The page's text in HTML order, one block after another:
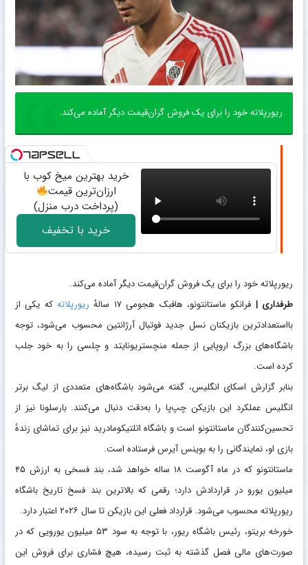
ریورپلاته خود را برای یک فروش گران‌قیمت دیگر آماده می‌کند.
خرید بهترین میخ کوب با
ارزان‌ترین قیمت
(پرداخت درب منزل)
خرید با تخفیف
ریورپلاته خود را برای یک فروش گران‌قیمت دیگر آماده می‌کند.
طرفداری | فرانکو ماستانتونو، هافبک هجومی ۱۷ ساله‌ٔ ریورپلاتهکه یکی از
بااستعدادترین بازیکنان نسل جدید فوتبال آرژانتین محسوب می‌شود، توجه
باشگاه‌های بزرگ اروپایی از جمله منچستریونایتد و چلسی را به خود جلب
کرده است.
بنابر گزارش اسکای انگلیس، گفته می‌شود باشگاه‌های متعددی از لیگ برتر
انگلیس عملکرد این بازیکن چپ‌پا را به‌دقت دنبال می‌کنند. بارسلونا نیز از
تحسین‌کنندگان ماستانتونو است و باشگاه اتلتیکومادرید نیز برای تماشای زنده‌ٔ
بازی او، نمایندگانی را به بوینس آیرس فرستاده است.
ماستانتونو که در ماه آگوست ۱۸ ساله خواهد شد، بند فسخی به ارزش ۴۵
میلیون یورو در قراردادش دارد؛ رقمی که بالاترین بند فسخ تاریخ باشگاه
ریورپلاته محسوب می‌شود. قرارداد فعلی این بازیکن تا سال ۲۰۲۶ اعتبار دارد.
خورخه بریتو، رئیس باشگاه ریور، با توجه به سود ۵۳ میلیون یورویی که در
صورت‌های مالی فصل گذشته به ثبت رسیده، هیچ فشاری برای فروش این